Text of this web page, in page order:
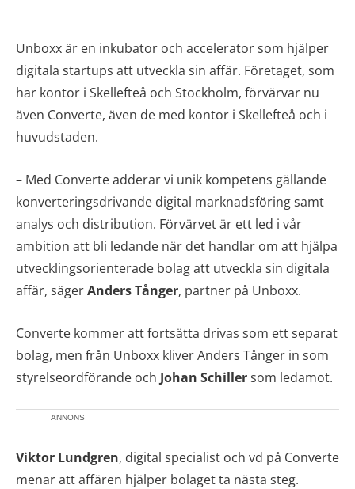
Unboxx är en inkubator och accelerator som hjälper
digitala startups att utveckla sin affär. Företaget, som
har kontor i Skellefteå och Stockholm, förvärvar nu
även Converte, även de med kontor i Skellefteå och i
huvudstaden.
– Med Converte adderar vi unik kompetens gällande
konverteringsdrivande digital marknadsföring samt
analys och distribution. Förvärvet är ett led i vår
ambition att bli ledande när det handlar om att hjälpa
utvecklingsorienterade bolag att utveckla sin digitala
affär, sägerAnders Tånger, partner på Unboxx.
Converte kommer att fortsätta drivas som ett separat
bolag, men från Unboxx kliver Anders Tånger in som
styrelseordförande och Johan Schillersom ledamot.
ANNONS
Viktor Lundgren, digital specialist och vd på Converte
menar att affären hjälper bolaget ta nästa steg.